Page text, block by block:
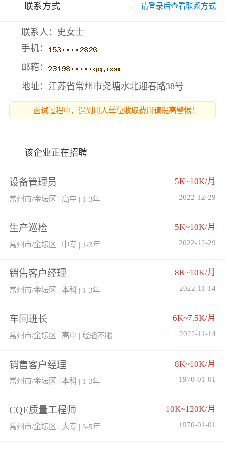
联系方式 请登录后查看联系方式
联系人：史女士
手机：
邮箱：
地址：江苏省常州市尧塘水北迎春路38号
面试过程中，遇到用人单位收取费用请提高警惕！
该企业正在招聘
设备管理员 5K~10K/月
常州市/金坛区 | 高中 | 1-3年 2022-12-29
生产巡检 5K~10K/月
常州市/金坛区 | 中专 | 1-3年 2022-12-29
销售客户经理 8K~10K/月
常州市/金坛区 | 本科 | 1-3年 2022-11-14
车间班长 6K~7.5K/月
常州市/金坛区 | 高中 | 经验不限 2022-11-14
销售客户经理 8K~10K/月
常州市/金坛区 | 本科 | 1-3年 1970-01-01
CQE质量工程师 10K~120K/月
常州市/金坛区 | 大专 | 3-5年 1970-01-01